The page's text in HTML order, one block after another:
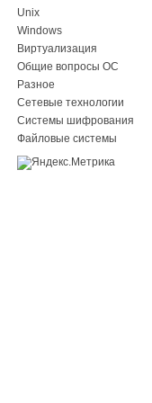
Unix
Windows
Виртуализация
Общие вопросы ОС
Разное
Сетевые технологии
Системы шифрования
Файловые системы